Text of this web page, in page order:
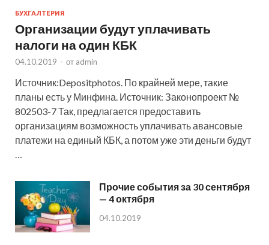
БУХГАЛТЕРИЯ
Организации будут уплачивать
налоги на один КБК
04.10.2019 - от admin
Источник:Depositphotos. По крайней мере, такие
планы есть у Минфина. Источник: Законопроект №
802503-7 Так, предлагается предоставить
организациям возможность уплачивать авансовые
платежи на единый КБК, а потом уже эти деньги будут
…
Прочие события за 30 сентября
— 4 октября
04.10.2019